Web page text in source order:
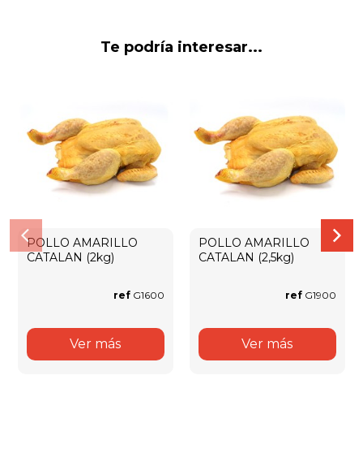
Te podría interesar...
POLLO AMARILLO
CATALAN (2kg)
refG1600
Ver más
POLLO AMARILLO
CATALAN (2,5kg)
refG1900
Ver más